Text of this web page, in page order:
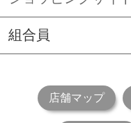
組合員
店舗マップ